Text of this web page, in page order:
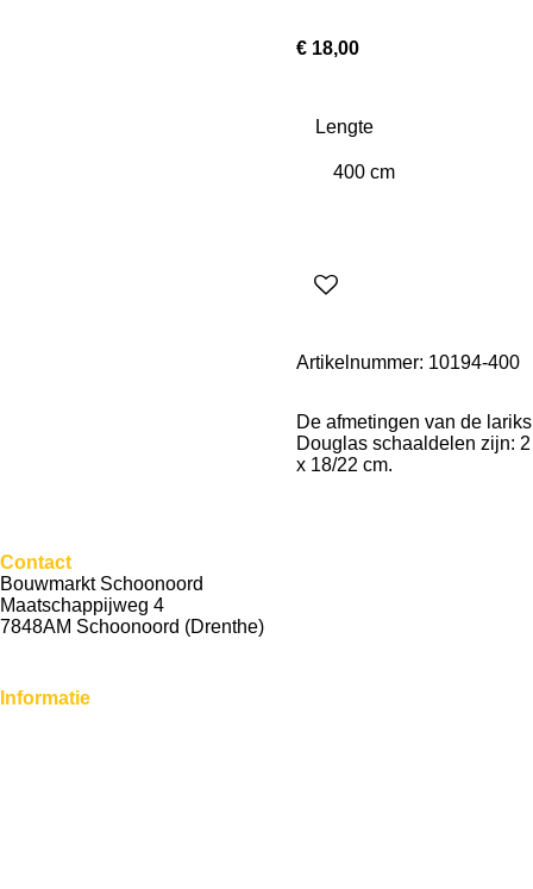
€ 18,00
Lengte
Artikelnummer: 10194-400
De afmetingen van de lariks
Douglas schaaldelen zijn: 2
x 18/22 cm.
Contact
Bouwmarkt Schoonoord
Maatschappijweg 4
7848AM Schoonoord (Drenthe)
Informatie